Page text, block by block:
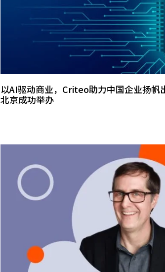
以AI驱动商业，Criteo助力中国企业扬
北京成功举办